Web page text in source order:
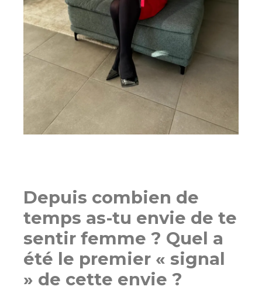
Depuis combien de
temps as-tu envie de te
sentir femme ? Quel a
été le premier « signal
» de cette envie ?